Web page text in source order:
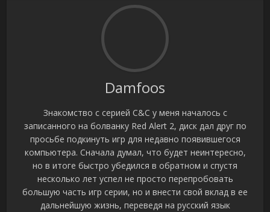
Damfoos
Знакомство с серией C&C у меня началось с
записанного на болванку Red Alert 2, диск дал друг по
просьбе подкинуть игр для недавно появившегося
компьютера. Сначала думал, что будет неинтересно,
но в итоге быстро убедился в обратном и спустя
несколько лет успел не просто перепробовать
большую часть игр серии, но и внести свой вклад в ее
дальнейшую жизнь, переведя на русский язык